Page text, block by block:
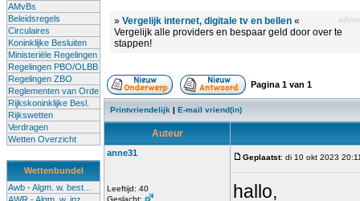
AMvBs
Beleidsregels
Circulaires
Koninklijke Besluiten
Ministeriële Regelingen
Regelingen PBO/OLBB
Regelingen ZBO
Reglementen van Orde
Rijkskoninklijke Besl.
Rijkswetten
Verdragen
Wetten Overzicht
Wettenbundel
Awb - Algm. w. best...
» Vergelijk internet, digitale tv en bellen «
Vergelijk alle providers en bespaar geld door over te
stappen!
Pagina 1 van 1
Printvriendelijk | E-mail vriend(in)
Auteur
anne31
Leeftijd: 40
Geslacht:
Geplaatst: di 10 okt 2023
hallo,